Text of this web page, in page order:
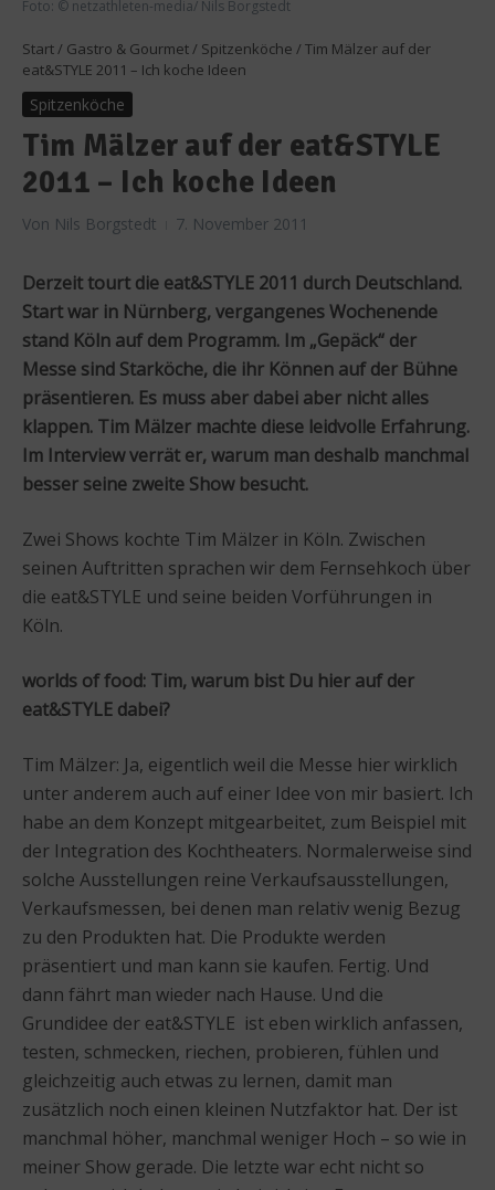
Foto: © netzathleten-media/ Nils Borgstedt
Start / Gastro & Gourmet / Spitzenköche / Tim Mälzer auf der
eat&STYLE 2011 – Ich koche Ideen
Spitzenköche
Tim Mälzer auf der eat&STYLE
2011 – Ich koche Ideen
Von Nils Borgstedt 7. November 2011
Derzeit tourt die eat&STYLE 2011 durch Deutschland.
Start war in Nürnberg, vergangenes Wochenende
stand Köln auf dem Programm. Im „Gepäck“ der
Messe sind Starköche, die ihr Können auf der Bühne
präsentieren. Es muss aber dabei aber nicht alles
klappen. Tim Mälzer machte diese leidvolle Erfahrung.
Im Interview verrät er, warum man deshalb manchmal
besser seine zweite Show besucht.
Zwei Shows kochte Tim Mälzer in Köln. Zwischen
seinen Auftritten sprachen wir dem Fernsehkoch über
die eat&STYLE und seine beiden Vorführungen in
Köln.
worlds of food: Tim, warum bist Du hier auf der
eat&STYLE dabei?
Tim Mälzer: Ja, eigentlich weil die Messe hier wirklich
unter anderem auch auf einer Idee von mir basiert. Ich
habe an dem Konzept mitgearbeitet, zum Beispiel mit
der Integration des Kochtheaters. Normalerweise sind
solche Ausstellungen reine Verkaufsausstellungen,
Verkaufsmessen, bei denen man relativ wenig Bezug
zu den Produkten hat. Die Produkte werden
präsentiert und man kann sie kaufen. Fertig. Und
dann fährt man wieder nach Hause. Und die
Grundidee der eat&STYLE ist eben wirklich anfassen,
testen, schmecken, riechen, probieren, fühlen und
gleichzeitig auch etwas zu lernen, damit man
zusätzlich noch einen kleinen Nutzfaktor hat. Der ist
manchmal höher, manchmal weniger Hoch – so wie in
meiner Show gerade. Die letzte war echt nicht so